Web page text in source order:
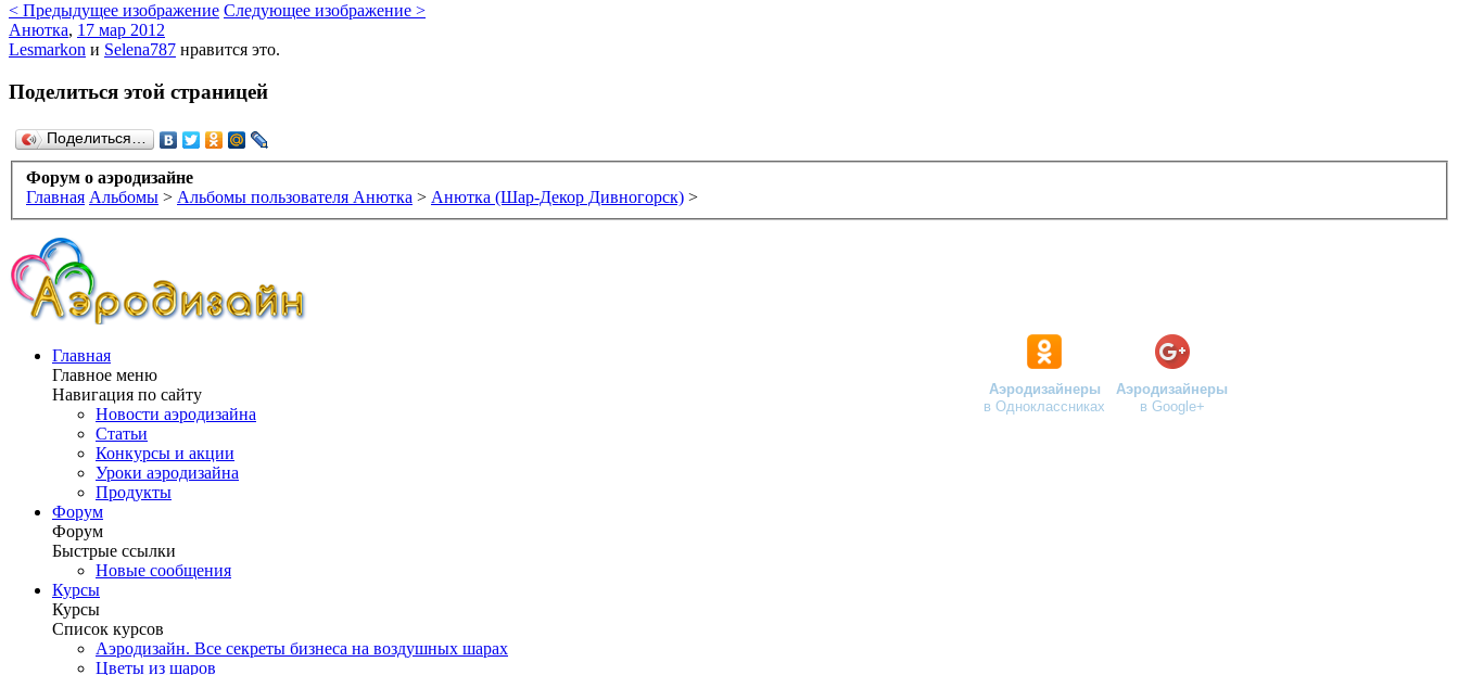
< Предыдущее изображение Следующее изображение >
Анютка, 17 мар 2012
Lesmarkon и Selena787 нравится это.
Поделиться этой страницей
Поделиться…
Форум о аэродизайне
Главная Альбомы > Альбомы пользователя Анютка > Анютка (Шар-Декор Дивногорск) >
Аэродизайнеры
в Одноклассниках
Аэродизайнеры
в Google+
Главная
Главное меню
Навигация по сайту
Новости аэродизайна
Статьи
Конкурсы и акции
Уроки аэродизайна
Продукты
Форум
Форум
Быстрые ссылки
Новые сообщения
Курсы
Курсы
Список курсов
Аэродизайн. Все секреты бизнеса на воздушных шарах
Цветы из шаров